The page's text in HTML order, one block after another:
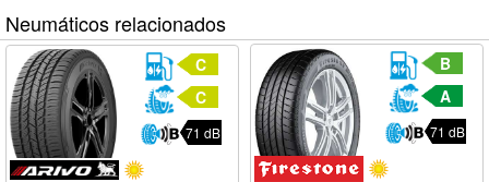
Neumáticos relacionados
C
C
71 dB
B
A
71 dB